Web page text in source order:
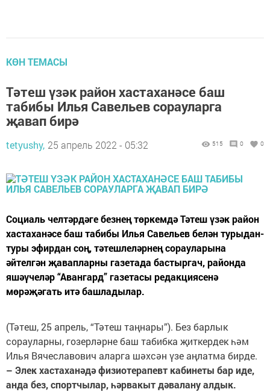
КӨН ТЕМАСЫ
Тәтеш үзәк район хастаханәсе баш
табибы Илья Савельев сорауларга
җавап бирә
tetyushy, 25 апрель 2022 - 05:32 515 0 0
Социаль челтәрдәге безнең төркемдә Тәтеш үзәк район
хастаханәсе баш табибы Илья Савельев белән турыдан-
туры эфирдан соң, тәтешлеләрнең сорауларына
әйтелгән җавапларны газетада бастыргач, районда
яшәүчеләр “Авангард” газетасы редакциясенә
мөрәҗәгать итә башладылар.
(Тәтеш, 25 апрель, “Тәтеш таңнары”). Без барлык
сорауларны, гозерләрне баш табибка җиткердек һәм
Илья Вячеславович аларга шәхсән үзе аңлатма бирде.
– Элек хастаханәдә физиотерапевт кабинеты бар иде,
анда без, спортчылар, һәрвакыт дәвалану алдык.